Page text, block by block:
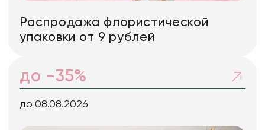
Распродажа флористической
упаковки от 9 рублей
до -35%
до 08.08.2026